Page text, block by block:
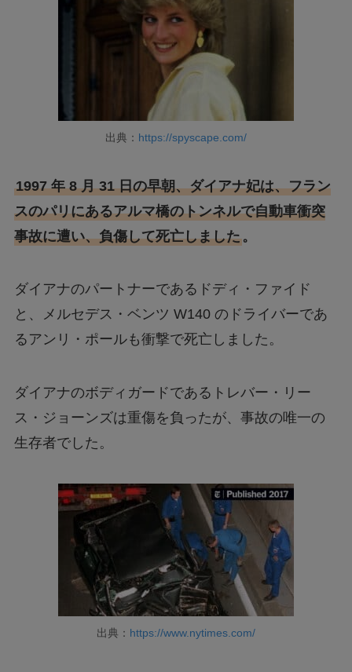
出典： https://spyscape.com/
1997 年 8 月 31 日の早朝、ダイアナ妃は、フラン
スのパリにあるアルマ橋のトンネルで自動車衝突
事故に遭い、負傷して死亡しました。
ダイアナのパートナーであるドディ・ファイド
と、メルセデス・ベンツ W140 のドライバーであ
るアンリ・ポールも衝撃で死亡しました。
ダイアナのボディガードであるトレバー・リー
ス・ジョーンズは重傷を負ったが、事故の唯一の
生存者でした。
出典： https://www.nytimes.com/